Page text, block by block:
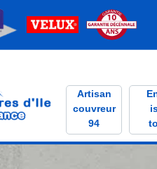
Artisan
couvreur
94